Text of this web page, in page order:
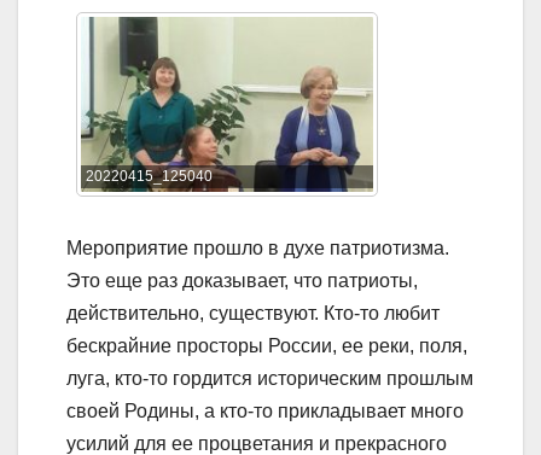
20220415_125040
Мероприятие прошло в духе патриотизма.
Это еще раз доказывает, что патриоты,
действительно, существуют. Кто-то любит
бескрайние просторы России, ее реки, поля,
луга, кто-то гордится историческим прошлым
своей Родины, а кто-то прикладывает много
усилий для ее процветания и прекрасного